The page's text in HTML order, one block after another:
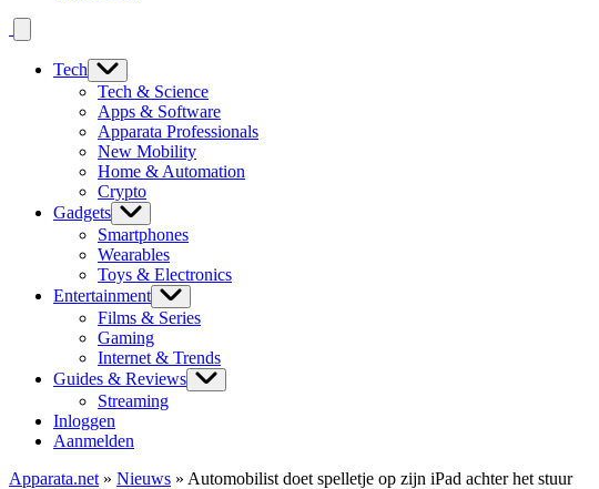
Tech
Tech & Science
Apps & Software
Apparata Professionals
New Mobility
Home & Automation
Crypto
Gadgets
Smartphones
Wearables
Toys & Electronics
Entertainment
Films & Series
Gaming
Internet & Trends
Guides & Reviews
Streaming
Inloggen
Aanmelden
Apparata.net » Nieuws » Automobilist doet spelletje op zijn iPad achter het stuur